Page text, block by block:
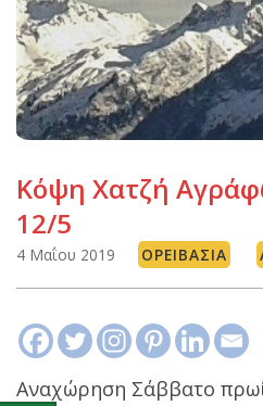
Κόψη Χατζή
12/5
4 Μαΐου 2019 ΟΡΕΙΒΑΣΊΑ
Αναχώρηση Σάββατο πρωί